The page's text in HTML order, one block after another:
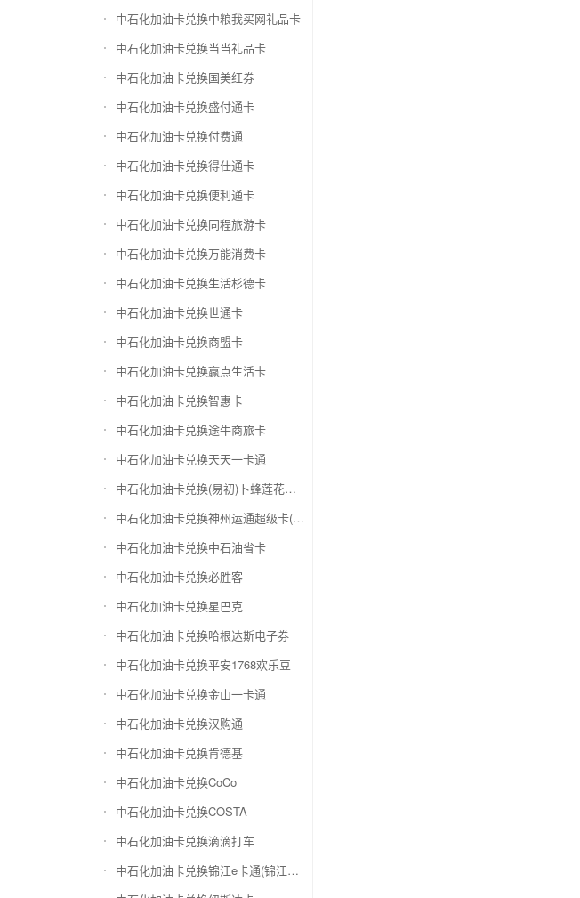
中石化加油卡兑换中粮我买网礼品卡
中石化加油卡兑换当当礼品卡
中石化加油卡兑换国美红券
中石化加油卡兑换盛付通卡
中石化加油卡兑换付费通
中石化加油卡兑换得仕通卡
中石化加油卡兑换便利通卡
中石化加油卡兑换同程旅游卡
中石化加油卡兑换万能消费卡
中石化加油卡兑换生活杉德卡
中石化加油卡兑换世通卡
中石化加油卡兑换商盟卡
中石化加油卡兑换赢点生活卡
中石化加油卡兑换智惠卡
中石化加油卡兑换途牛商旅卡
中石化加油卡兑换天天一卡通
中石化加油卡兑换(易初)卜蜂莲花礼品卡
中石化加油卡兑换神州运通超级卡(运通网购卡)
中石化加油卡兑换中石油省卡
中石化加油卡兑换必胜客
中石化加油卡兑换星巴克
中石化加油卡兑换哈根达斯电子券
中石化加油卡兑换平安1768欢乐豆
中石化加油卡兑换金山一卡通
中石化加油卡兑换汉购通
中石化加油卡兑换肯德基
中石化加油卡兑换CoCo
中石化加油卡兑换COSTA
中石化加油卡兑换滴滴打车
中石化加油卡兑换锦江e卡通(锦江一卡通)